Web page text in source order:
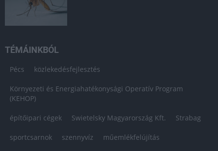
TÉMÁINKBÓL
Pécs közlekedésfejlesztés
Környezeti és Energiahatékonysági Operatív Program
(KEHOP)
építőipari cégek Swietelsky Magyarország Kft. Strabag
sportcsarnok szennyvíz műemlékfelújítás